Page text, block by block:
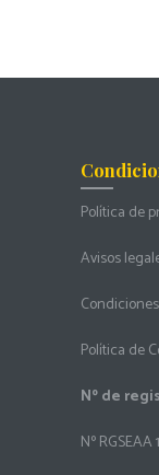
Política de
Avisos
Política de
Nº de
Nº